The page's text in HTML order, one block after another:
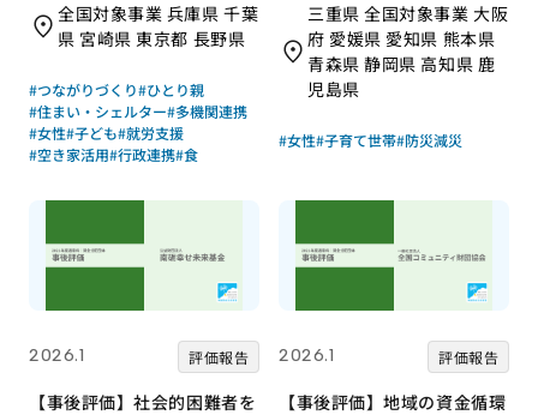
全国対象事業 兵庫県 千葉
県 宮崎県 東京都 長野県
#つながりづくり#ひとり親
#住まい・シェルター#多機関連携
#女性#子ども#就労支援
#空き家活用#行政連携#食
三重県 全国対象事業 大阪
府 愛媛県 愛知県 熊本県
青森県 静岡県 高知県 鹿
児島県
#女性#子育て世帯#防災減災
2026.1 評価報告
【事後評価】社会的困難者を
2026.1 評価報告
【事後評価】地域の資金循環